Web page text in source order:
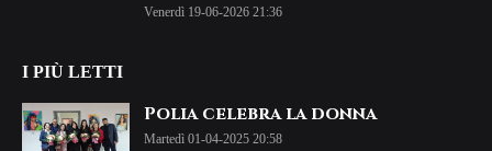
Venerdì 19-06-2026 21:36
I PIÙ LETTI
Polia celebra la donna
Martedì 01-04-2025 20:58